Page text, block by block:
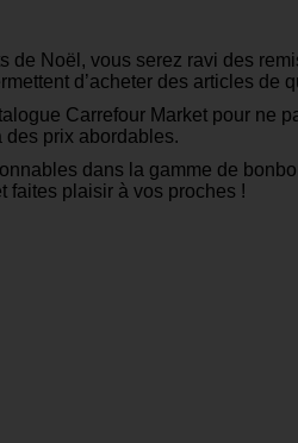
Noël, vous serez ravi des
d’acheter des articles
Carrefour Market pour ne
des prix abordables.
dans la gamme de
faites plaisir à vos proches !